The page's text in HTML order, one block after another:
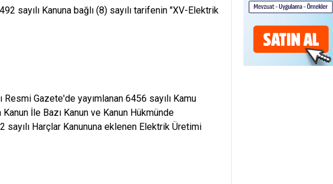
sayılı Kanuna bağlı (8) sayılı tarifenin "XV-Elektrik
Gazete'de yayımlanan 6456 sayılı Kamu
İle Bazı Kanun ve Kanun Hükmünde
sayılı Harçlar Kanununa eklenen Elektrik Üretimi